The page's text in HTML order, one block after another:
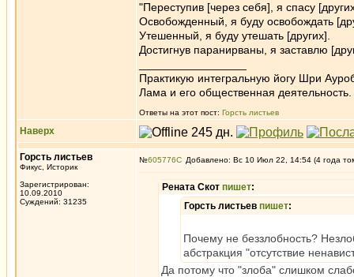
"Переступив [через себя], я спасу
Освобожденный, я буду освобождать
Утешенный, я буду утешать [других].
Достигнув паранирваны, я заставлю
Практикую интегральную йогу Шри
Лама и его общественная деятельность.
Ответы на этот пост: Горсть листьев
Наверх
Горсть листьев
Фикус, Историк
Зарегистрирован:
10.09.2010
Суждений: 31235
№605776 Добавлено: Вс 10 Июл 22, 14:54 (4 года
Рената Скот пишет:
Горсть листьев пишет:
Почему не беззлобность?
абстракция "отсутствие
Да потому что "злоба" слишком